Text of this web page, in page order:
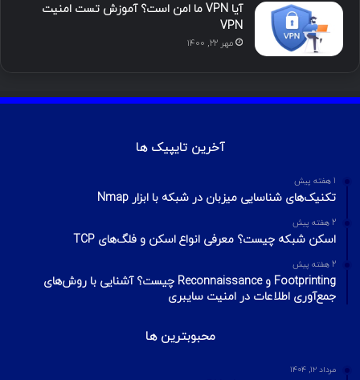
آیا VPN ما امن است؟ آموزش تست امنیت
VPN
مهر ۲۲, ۱۴۰۰
آخرین تایپیک ها
1 هفته پیش
تکنیک‌های شناسایی میزبان در شبکه با ابزار Nmap
2 هفته پیش
اسکن شبکه چیست؟ معرفی انواع اسکن و فلگ‌های TCP
2 هفته پیش
Footprinting و Reconnaissance چیست؟ آشنایی با روش‌های
جمع‌آوری اطلاعات در امنیت سایبری
محبوبترین ها
مرداد ۱۲, ۱۴۰۴